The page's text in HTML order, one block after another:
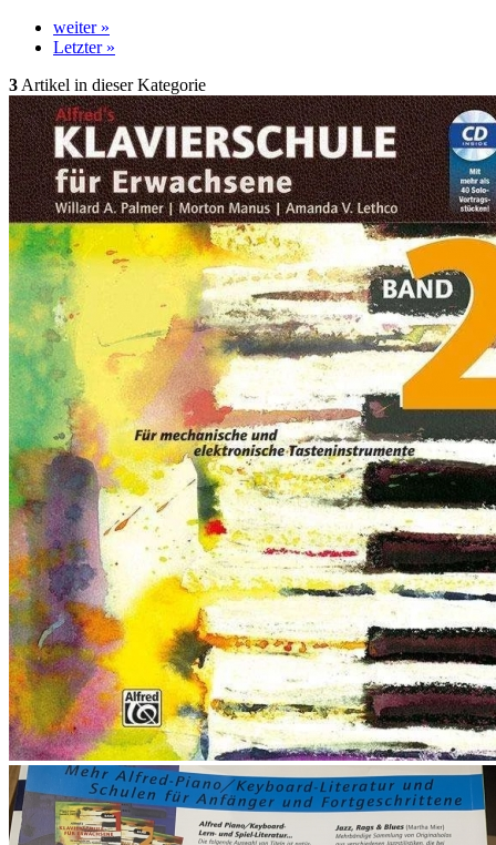
weiter »
Letzter »
3 Artikel in dieser Kategorie